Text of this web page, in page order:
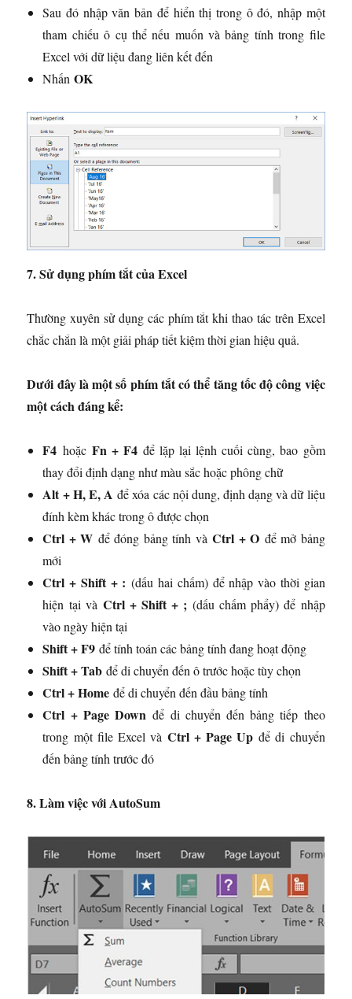
Sau đó nhập văn bản để hiển thị trong ô đó, nhập một
tham chiếu ô cụ thể nếu muốn và bảng tính trong file
Excel với dữ liệu đang liên kết đến
NhấnOK
7. Sử dụng phím tắt của Excel
Thường xuyên sử dụng các phím tắt khi thao tác trên Excel
chắc chắn là một giải pháp tiết kiệm thời gian hiệu quả.
Dưới đây là một số phím tắt có thể tăng tốc độ công việc
một cách đáng kể:
F4 hoặcFn + F4để lặp lại lệnh cuối cùng, bao gồm
thay đổi định dạng như màu sắc hoặc phông chữ
Alt + H, E, A để xóa các nội dung, định dạng và dữ liệu
đính kèm khác trong ô được chọn
Ctrl + W để đóng bảng tính vàCtrl + O để mở bảng
mới
Ctrl + Shift + : (dấu hai chấm) để nhập vào thời gian
hiện tại và Ctrl + Shift + ; (dấu chấm phẩy) để nhập
vào ngày hiện tại
Shift + F9 để tính toán các bảng tính đang hoạt động
Shift + Tab để di chuyển đến ô trước hoặc tùy chọn
Ctrl + Home để di chuyển đến đầu bảng tính
Ctrl + Page Down để di chuyển đến bảng tiếp theo
trong một file Excel và Ctrl + Page Up để di chuyển
đến bảng tính trước đó
8. Làm việc với AutoSum